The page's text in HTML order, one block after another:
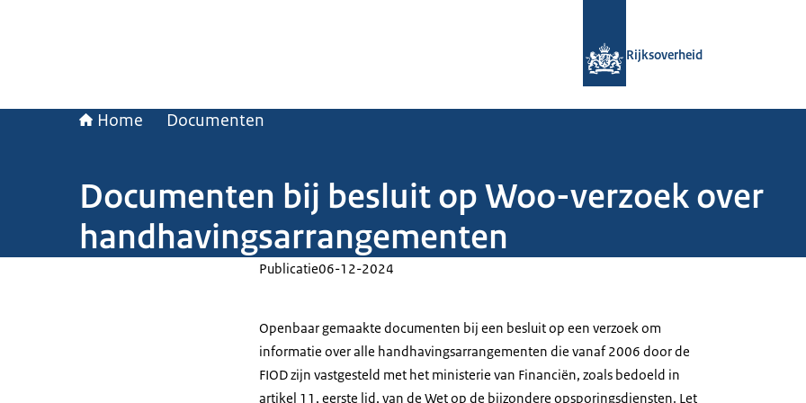
Rijksoverheid
Home Documenten
Documenten bij besluit op Woo-verzoek over
handhavingsarrangementen
Publicatie06-12-2024
Openbaar gemaakte documenten bij een besluit op een verzoek om
informatie over alle handhavingsarrangementen die vanaf 2006 door de
FIOD zijn vastgesteld met het ministerie van Financiën, zoals bedoeld in
artikel 11, eerste lid, van de Wet op de bijzondere opsporingsdiensten. Let